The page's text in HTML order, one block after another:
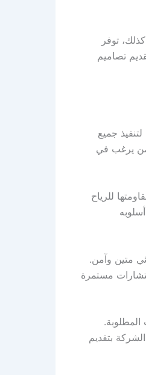
توفر
تصاميم
جميع
من يرغب في
للرياح
متين وآمن.
مستمرة
بتقديم